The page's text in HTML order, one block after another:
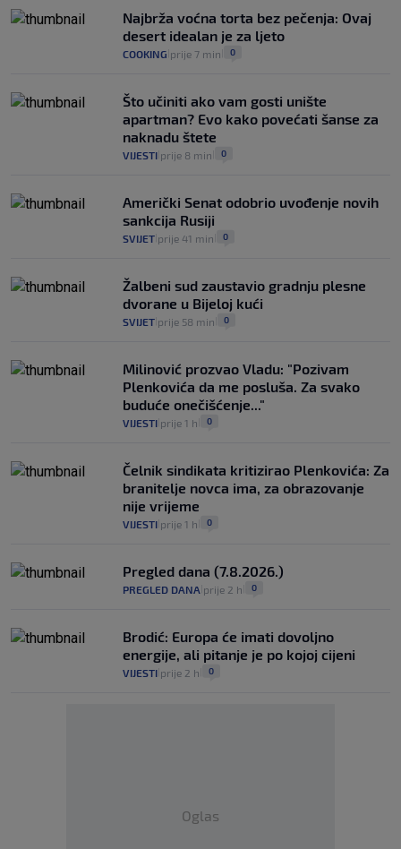
zdravstvenu iskaznicu". Kakva su prava
pacijenata izvan mjesta prebivališta?
1
Najbrža voćna torta bez pečenja: Ovaj
desert idealan je za ljeto
COOKING prije 7 min 0
Što učiniti ako vam gosti unište
apartman? Evo kako povećati šanse za
naknadu štete
VIJESTI prije 8 min 0
Američki Senat odobrio uvođenje novih
sankcija Rusiji
SVIJET prije 41 min 0
Žalbeni sud zaustavio gradnju plesne
dvorane u Bijeloj kući
SVIJET prije 58 min 0
Milinović prozvao Vladu: "Pozivam
Plenkovića da me posluša. Za svako
buduće onečišćenje..."
VIJESTI prije 1 h 0
Čelnik sindikata kritizirao Plenkovića: Za
branitelje novca ima, za obrazovanje
nije vrijeme
VIJESTI prije 1 h 0
Pregled dana (7.8.2026.)
PREGLED DANA prije 2 h 0
Brodić: Europa će imati dovoljno
energije, ali pitanje je po kojoj cijeni
VIJESTI prije 2 h 0
Oglas